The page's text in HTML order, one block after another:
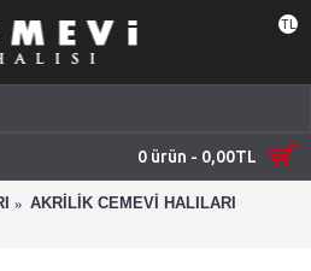
TL
0 ürün - 0,00TL
AKRİLİK CEMEVİ HALILARI